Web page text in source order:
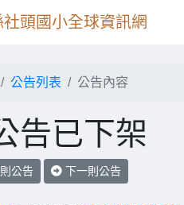
頭國小全球資訊網
公告列表 公告內容
告已下架
公告 下一則公告